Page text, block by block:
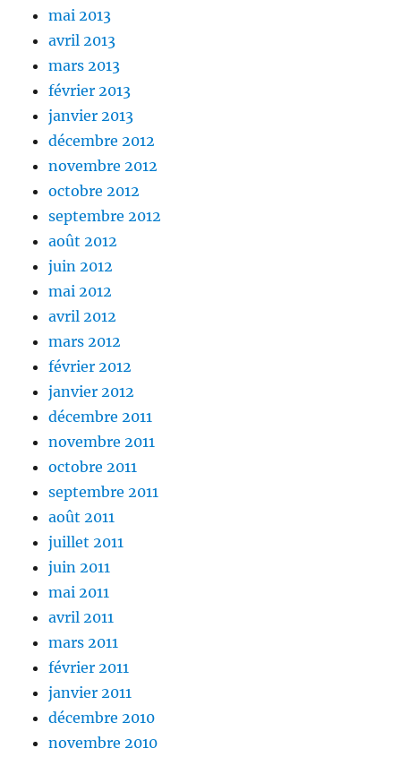
mai 2013
avril 2013
mars 2013
février 2013
janvier 2013
décembre 2012
novembre 2012
octobre 2012
septembre 2012
août 2012
juin 2012
mai 2012
avril 2012
mars 2012
février 2012
janvier 2012
décembre 2011
novembre 2011
octobre 2011
septembre 2011
août 2011
juillet 2011
juin 2011
mai 2011
avril 2011
mars 2011
février 2011
janvier 2011
décembre 2010
novembre 2010